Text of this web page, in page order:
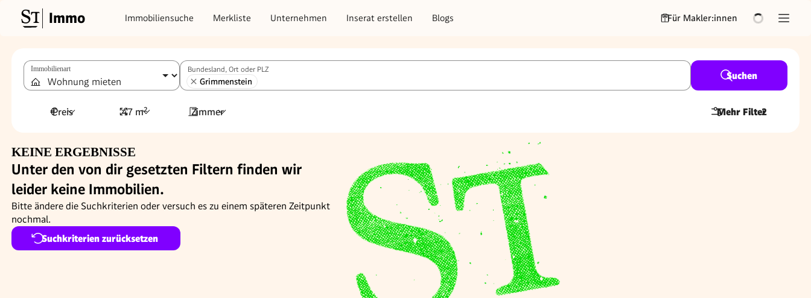
Immo Immobiliensuche Merkliste Unternehmen Inserat erstellen Blogs Für Makler:innen
Immobilienart Bundesland, Ort oder PLZ
Grimmenstein
Suchen
Preis 47 m² Zimmer Mehr Filter
2
KEINE ERGEBNISSE
Unter den von dir gesetzten Filtern finden wir
leider keine Immobilien.
Bitte ändere die Suchkriterien oder versuch es zu einem späteren Zeitpunkt
nochmal.
Suchkriterien zurücksetzen